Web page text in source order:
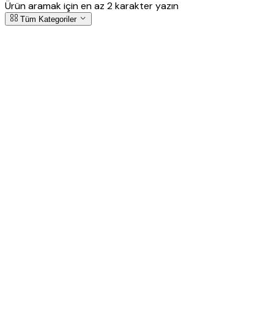
Ürün aramak için en az 2 karakter yazın
Tüm Kategoriler